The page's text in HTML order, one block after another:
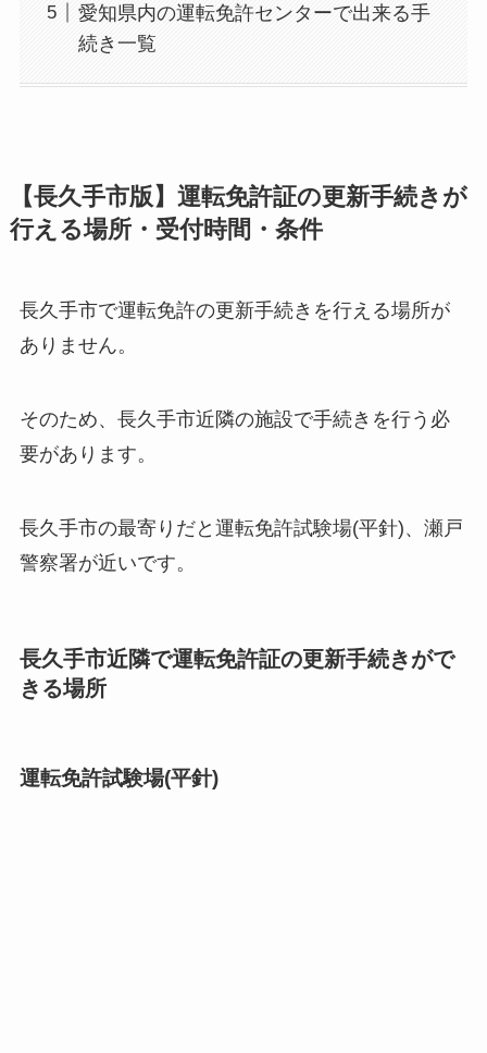
愛知県内の運転免許センターで出来る手
続き一覧
【長久手市版】運転免許証の更新手続きが
行える場所・受付時間・条件
長久手市で運転免許の更新手続きを行える場所が
ありません。
そのため、長久手市近隣の施設で手続きを行う必
要があります。
長久手市の最寄りだと運転免許試験場(平針)、瀬戸
警察署が近いです。
長久手市近隣で運転免許証の更新手続きがで
きる場所
運転免許試験場(平針)